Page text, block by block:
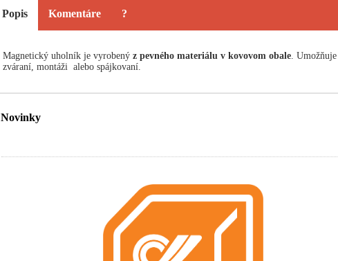
Popis Komentáre ?
Magnetický uholník je vyrobený z pevného materiálu v kovovom obale.
zváraní, montáži alebo spájkovaní.
Novinky